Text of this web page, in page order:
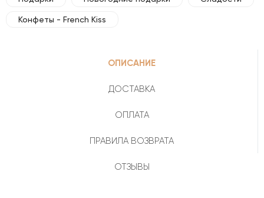
Конфеты - French Kiss
ОПИСАНИЕ
ДОСТАВКА
ОПЛАТА
ПРАВИЛА ВОЗВРАТА
ОТЗЫВЫ